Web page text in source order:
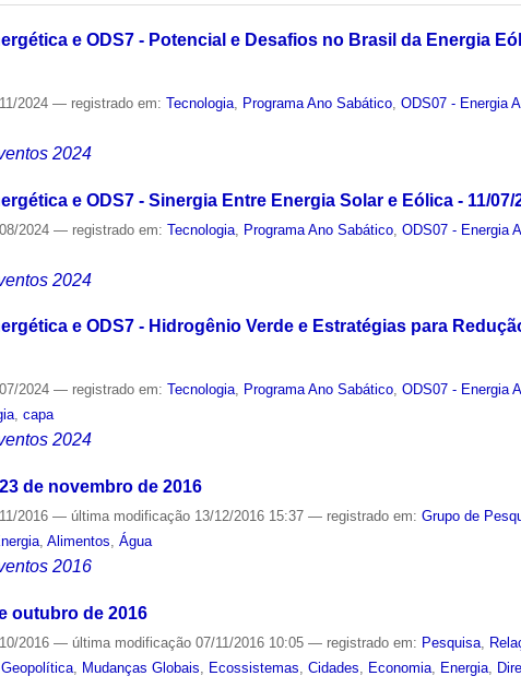
e ODS7 - Potencial e Desafios no Brasil da Energia
2024— registrado em:Tecnologia Programa Ano Sabático ,ODS07 - Energia
2024
e ODS7 - Sinergia Entre Energia Solar e Eólica - 11/07/
2024— registrado em:Tecnologia Programa Ano Sabático ,ODS07 - Energia
2024
e ODS7 - Hidrogênio Verde e Estratégias para
2024— registrado em:Tecnologia, Programa Ano Sabático,ODS07 - Energia
,capa
2024
de novembro de 2016
2016— última modificação 13/12/2016 15:37— registrado em:Grupo de
,Alimentos,Água
2016
outubro de 2016
2016— última modificação 07/11/2016 10:05— registrado em: Pesquisa
,Geopolítica Mudanças Globais Ecossistemas ,Cidades Economia Energia